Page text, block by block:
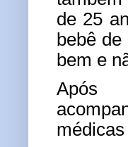
de 25
bebê
bem e
Após